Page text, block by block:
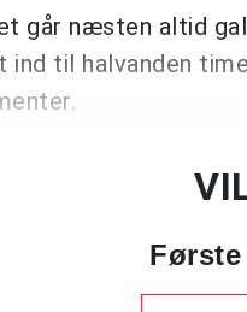
går næsten altid
ind til halvanden